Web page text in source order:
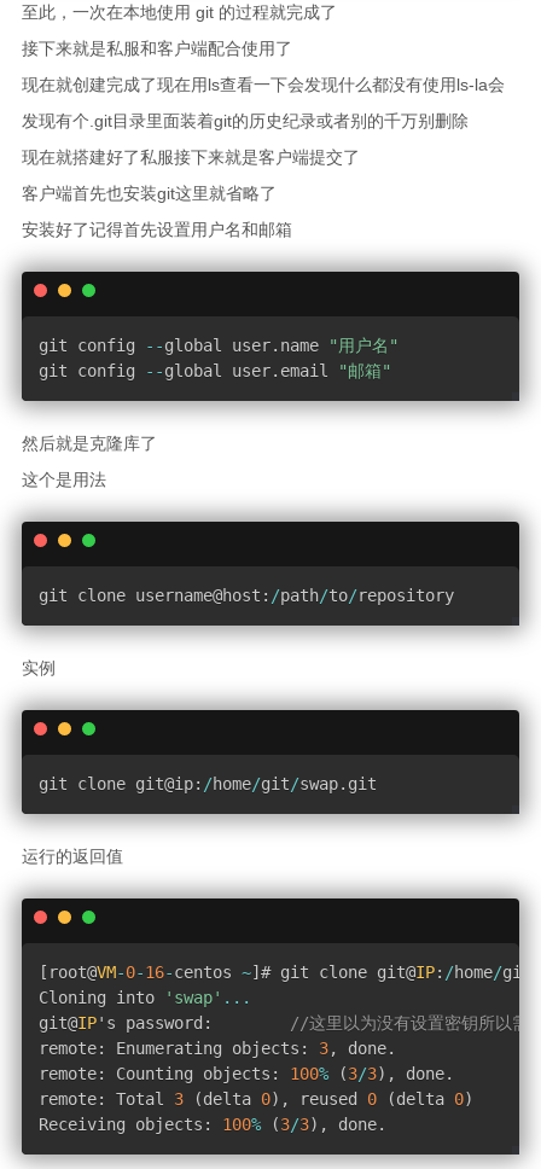
至此，一次在本地使用 git 的过程就完成了
接下来就是私服和客户端配合使用了
现在就创建完成了现在用ls查看一下会发现什么都没有使用ls-la会
发现有个.git目录里面装着git的历史纪录或者别的千万别删除
现在就搭建好了私服接下来就是客户端提交了
客户端首先也安装git这里就省略了
安装好了记得首先设置用户名和邮箱
git config --global user. name
"用户名"
git config
--global user. email "邮箱"
然后就是克隆库了
这个是用法
git clone username@host : /path/to/repository
实例
git clone git@ip: /home/git/swap. git
运行的返回值
[ root@VM-0-16-centos ~]# git clone git@IP: /home/git
Cloning into
'swap' ...
git@IP's password :
//这里以为没有设置密钥所以需
remote: Enumerating objects : 3, done.
remote: Counting objects : 100% (3/3) , done.
remote: Total 3 (delta 0) , reused 0 (delta 0)
Receiving objects : 100% (3/3) , done.